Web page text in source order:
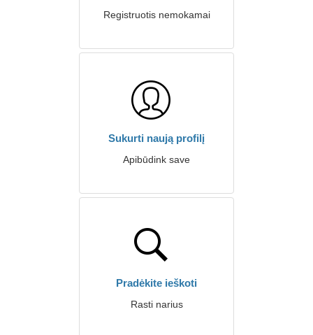
Registruotis nemokamai
Sukurti naują profilį
Apibūdink save
Pradėkite ieškoti
Rasti narius